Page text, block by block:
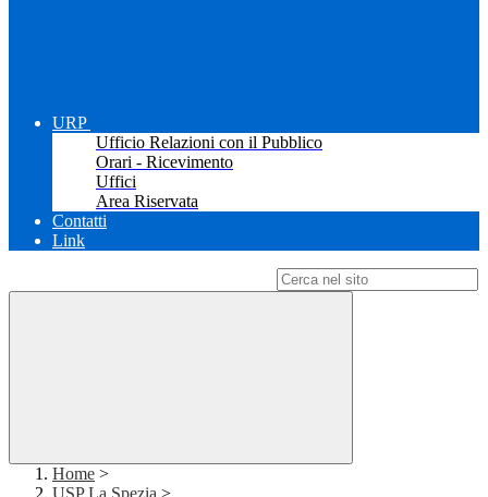
URP
Ufficio Relazioni con il Pubblico
Orari - Ricevimento
Uffici
Area Riservata
Contatti
Link
Home >